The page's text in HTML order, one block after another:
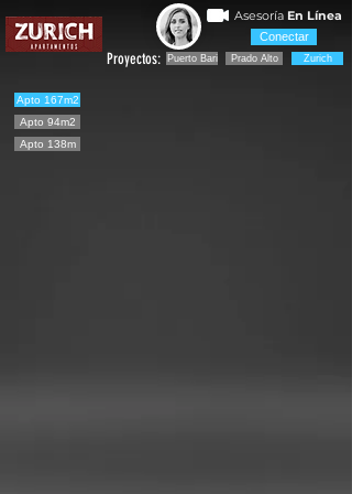
Asesoría En Línea
Conectar
Proyectos: Puerto Bari Prado Alto Zurich
Apto 167m2
Apto 94m2
Apto 138m